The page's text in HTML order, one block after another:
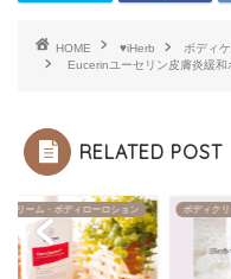
HOME ♥iHerb ボディ
Eucerinユーセリン皮膚炎緩和
RELATED POST
クリーム・ボディローロション ボディク